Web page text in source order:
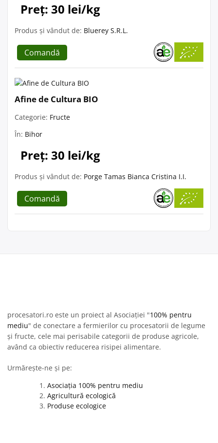
Preț: 30 lei/kg
Produs și vândut de: Bluerey S.R.L.
Comandă
Afine de Cultura BIO
Categorie: Fructe
În: Bihor
Preț: 30 lei/kg
Produs și vândut de: Porge Tamas Bianca Cristina I.I.
Comandă
procesatori.ro este un proiect al Asociației "100% pentru
mediu" de conectare a fermierilor cu procesatorii de legume
și fructe, cele mai perisabile categorii de produse agricole,
având ca obiectiv reducerea risipei alimentare.
Urmărește-ne și pe:
Asociația 100% pentru mediu
Agricultură ecologică
Produse ecologice